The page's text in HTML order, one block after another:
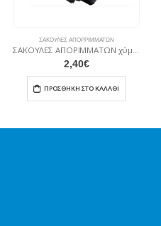
ΣΑΚΟΎΛΕΣ ΑΠΟΡΡΙΜΜΆΤΩΝ
ΣΑΚΟΥΛΕΣ ΑΠΟΡΙΜΜΑΤΩΝ χύμα 110X130
2,40€
ΠΡΟΣΘΉΚΗ ΣΤΟ ΚΑΛΆΘΙ